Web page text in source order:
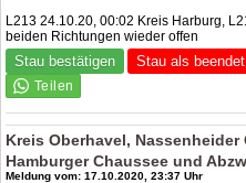
L213 24.10.20, 00:02 Kreis Harburg,
beiden Richtungen wieder offen
Stau bestätigen Stau als
Kreis Oberhavel, Nassenheider
Hamburger Chaussee und
Meldung vom: 17.10.2020, 23:37 Uhr